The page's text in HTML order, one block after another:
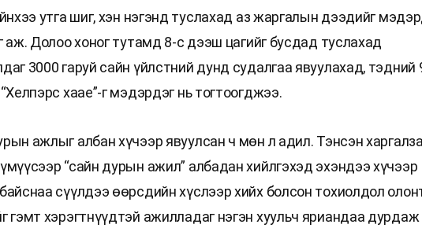
утга шиг, хэн нэгэнд туслахад аз жаргалын дээдийг
аж. Долоо хоног тутамд 8-с дээш цагийг бусдад туслахад
3000 гаруй сайн үйлстний дунд судалгаа явуулахад, тэдний
хаае”-г мэдэрдэг нь тогтоогджээ.
ажлыг албан хүчээр явуулсан ч мөн л адил. Тэнсэн
“сайн дурын ажил” албадан хийлгэхэд эхэндээ хүчээр
сүүлдээ өөрсдийн хүслээр хийх болсон тохиолдол
гэмт хэрэгтнүүдтэй ажилладаг нэгэн хуульч яриандаа дурдаж